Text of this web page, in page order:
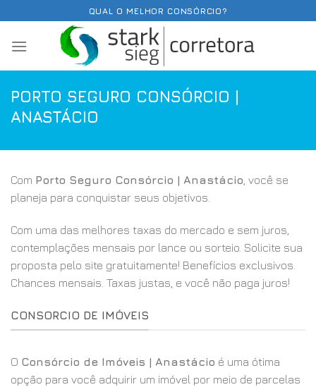
content
QUAL O MELHOR CONSÓRCIO?
PORTO SEGURO CONSÓRCIO |
ANASTÁCIO
Com Porto Seguro Consórcio | Anastácio , você se
planeja para conquistar seus objetivos.
Com uma das melhores taxas do mercado e sem juros,
contemplações mensais por lance ou sorteio. Solicite sua
proposta pelo site gratuitamente! Benefícios exclusivos.
Chances mensais. Taxas justas, e você não paga juros!
CONSORCIO DE IMÓVEIS
O Consórcio de Imóveis | Anastácio é uma ótima
opção para você adquirir um imóvel por meio de parcelas